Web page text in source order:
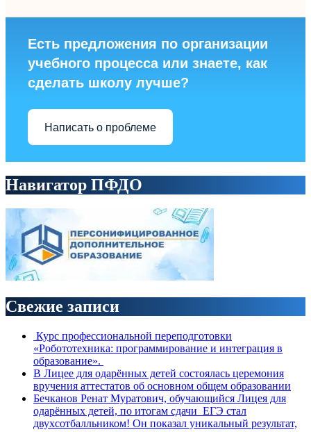
Есть предложения по организации
учебного процесса или знаете, как
сделать школу лучше?
Написать о проблеме
Навигатор ПФДО
Свежие записи
Курс профессиональной переподготовки
«Робототехника: программирование и интеграция в
образование».
В Лицее для одарённых детей состоялась церемония
вручения аттестатов об основном общем образовании
Бечканов Ренат Муратович, обучающийся Лицея для
одарённых детей, по итогам сдачи ЕГЭ стал
двухсотбалльником! Он показал уникальный результат,